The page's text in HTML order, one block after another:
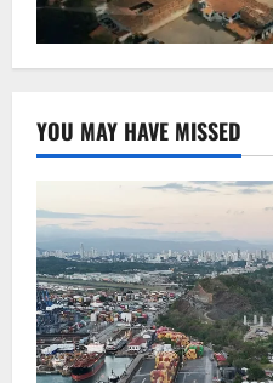
YOU MAY HAVE MISSED